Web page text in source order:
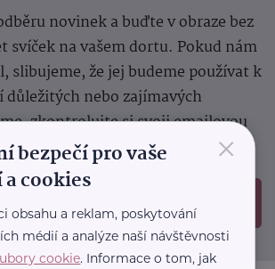
novinek a buďte v obraze bez
svíček na vašem dortu. Pokud nám
slibujeme, že jej budeme používat k
důležitých nebo zajímavých
zkontrolujte si svoji emailovou
jsme poslali potvrzovací e-mail.
×
bezpečí pro vaše
cookies
obsahu a reklam, poskytování
médií a analýze naší návštěvnosti
cookie. Informace o tom, jak